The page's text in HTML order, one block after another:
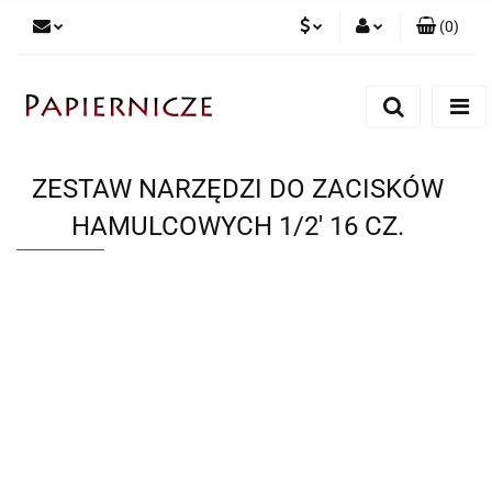
(0)
ZESTAW NARZĘDZI DO ZACISKÓW
HAMULCOWYCH 1/2' 16 CZ.